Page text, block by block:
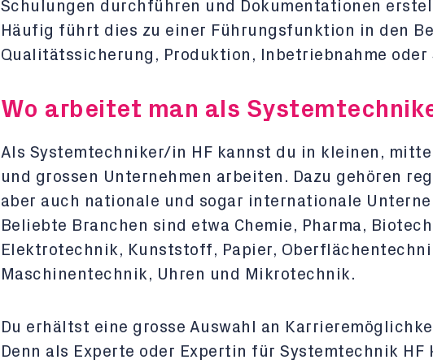
Schulungen durchführen und Dokumentationen
Häufig führt dies zu einer Führungsfunktion in den
Qualitätssicherung, Produktion, Inbetriebnahme oder
Wo arbeitet man als
Als Systemtechniker/in HF kannst du in kleinen,
und grossen Unternehmen arbeiten. Dazu gehören
aber auch nationale und sogar internationale
Beliebte Branchen sind etwa Chemie, Pharma,
Elektrotechnik, Kunststoff, Papier,
Maschinentechnik, Uhren und Mikrotechnik.
Du erhältst eine grosse Auswahl an
Denn als Experte oder Expertin für Systemtechnik HF